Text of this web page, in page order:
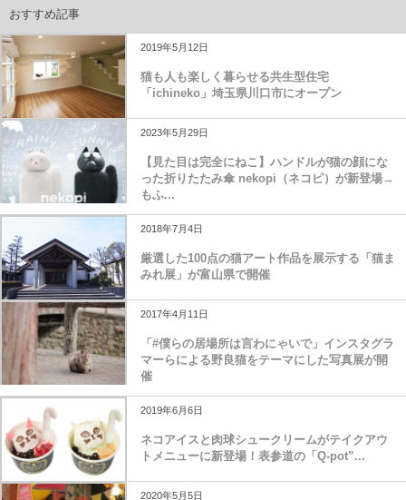
おすすめ記事
2019年5月12日
猫も人も楽しく暮らせる共生型住宅
「ichineko」埼玉県川口市にオープン
2023年5月29日
【見た目は完全にねこ】ハンドルが猫の顔にな
った折りたたみ傘 nekopi（ネコピ）が新登場→
もふ...
2018年7月4日
厳選した100点の猫アート作品を展示する「猫ま
みれ展」が富山県で開催
2017年4月11日
「#僕らの居場所は言わにゃいで」インスタグラ
マーらによる野良猫をテーマにした写真展が開
催
2019年6月6日
ネコアイスと肉球シュークリームがテイクアウ
トメニューに新登場！表参道の「Q-pot”...
2020年5月5日